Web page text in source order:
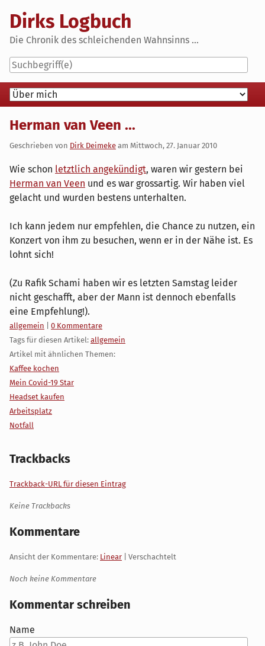
content
Dirks Logbuch
Die Chronik des schleichenden Wahnsinns ...
Navigation
Herman van Veen ...
Geschrieben von Dirk Deimeke am Mittwoch, 27. Januar 2010
Wie schon letztlich angekündigt, waren wir gestern bei
Herman van Veen und es war grossartig. Wir haben viel
gelacht und wurden bestens unterhalten.
Ich kann jedem nur empfehlen, die Chance zu nutzen, ein
Konzert von ihm zu besuchen, wenn er in der Nähe ist. Es
lohnt sich!
(Zu Rafik Schami haben wir es letzten Samstag leider
nicht geschafft, aber der Mann ist dennoch ebenfalls
eine Empfehlung!).
Kategorien:
allgemein
0 Kommentare
Tags für diesen Artikel: allgemein
Artikel mit ähnlichen Themen:
Kaffee kochen
Mein Covid-19 Star
Headset kaufen
Arbeitsplatz
Notfall
Trackbacks
Trackback-URL für diesen Eintrag
Keine Trackbacks
Kommentare
Ansicht der Kommentare: Linear | Verschachtelt
Noch keine Kommentare
Kommentar schreiben
Name